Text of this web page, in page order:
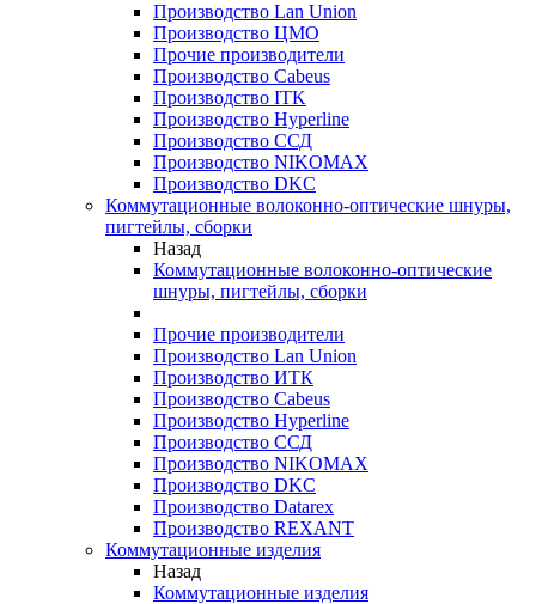
Производство Lan Union
Производство ЦМО
Прочие производители
Производство Cabeus
Производство ITK
Производство Hyperline
Производство ССД
Производство NIKOMAX
Производство DKC
Коммутационные волоконно-оптические шнуры,
пигтейлы, сборки
Назад
Коммутационные волоконно-оптические
шнуры, пигтейлы, сборки
Прочие производители
Производство Lan Union
Производство ИТК
Производство Cabeus
Производство Hyperline
Производство ССД
Производство NIKOMAX
Производство DKC
Производство Datarex
Производство REXANT
Коммутационные изделия
Назад
Коммутационные изделия